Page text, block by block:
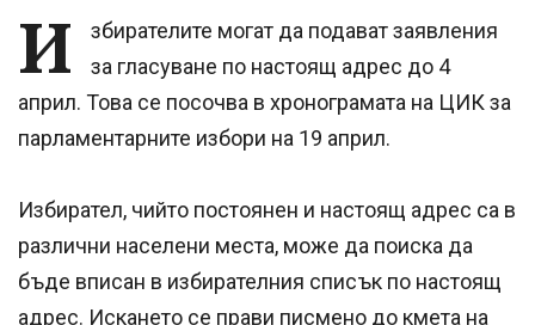
И
збирателите могат да подават заявления
за гласуване по настоящ адрес до 4
април. Това се посочва в хронограмата на ЦИК за
парламентарните избори на 19 април.
Избирател, чийто постоянен и настоящ адрес са в
различни населени места, може да поиска да
бъде вписан в избирателния списък по настоящ
адрес. Искането се прави писмено до кмета на